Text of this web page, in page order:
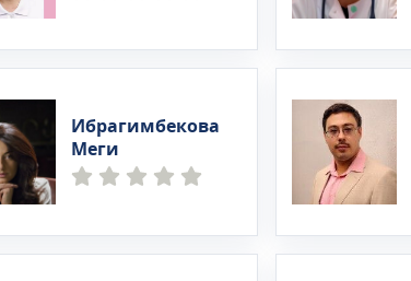
Ибрагимбекова
Меги